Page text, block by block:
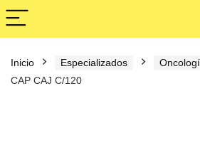
Inicio Especializados
CAP CAJ C/120